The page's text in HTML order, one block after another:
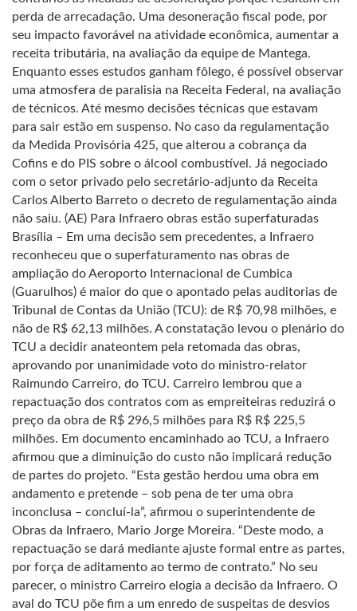
perda de arrecadação. Uma desoneração fiscal pode, por
seu impacto favorável na atividade econômica, aumentar a
receita tributária, na avaliação da equipe de Mantega.
Enquanto esses estudos ganham fôlego, é possível observar
uma atmosfera de paralisia na Receita Federal, na avaliação
de técnicos. Até mesmo decisões técnicas que estavam
para sair estão em suspenso. No caso da regulamentação
da Medida Provisória 425, que alterou a cobrança da
Cofins e do PIS sobre o álcool combustível. Já negociado
com o setor privado pelo secretário-adjunto da Receita
Carlos Alberto Barreto o decreto de regulamentação ainda
não saiu. (AE) Para Infraero obras estão superfaturadas
Brasília – Em uma decisão sem precedentes, a Infraero
reconheceu que o superfaturamento nas obras de
ampliação do Aeroporto Internacional de Cumbica
(Guarulhos) é maior do que o apontado pelas auditorias de
Tribunal de Contas da União (TCU): de R$ 70,98 milhões, e
não de R$ 62,13 milhões. A constatação levou o plenário do
TCU a decidir anateontem pela retomada das obras,
aprovando por unanimidade voto do ministro-relator
Raimundo Carreiro, do TCU. Carreiro lembrou que a
repactuação dos contratos com as empreiteiras reduzirá o
preço da obra de R$ 296,5 milhões para R$ R$ 225,5
milhões. Em documento encaminhado ao TCU, a Infraero
afirmou que a diminuição do custo não implicará redução
de partes do projeto. “Esta gestão herdou uma obra em
andamento e pretende – sob pena de ter uma obra
inconclusa – concluí-la”, afirmou o superintendente de
Obras da Infraero, Mario Jorge Moreira. “Deste modo, a
repactuação se dará mediante ajuste formal entre as partes,
por força de aditamento ao termo de contrato.” No seu
parecer, o ministro Carreiro elogia a decisão da Infraero. O
aval do TCU põe fim a um enredo de suspeitas de desvios